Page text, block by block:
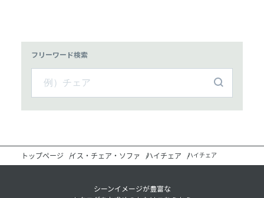
フリーワード検索
トップページ イス・チェア・ソファ ハイチェア ハイチェア
シーンイメージが豊富な